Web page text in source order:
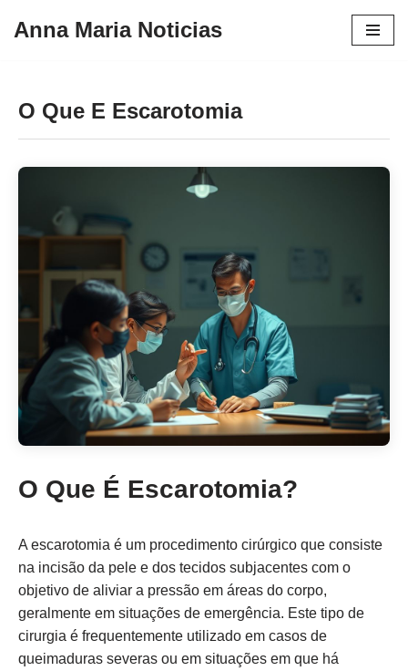
conteúdo
Anna Maria Noticias
O Que E Escarotomia
O Que É Escarotomia?
A escarotomia é um procedimento cirúrgico que consiste
na incisão da pele e dos tecidos subjacentes com o
objetivo de aliviar a pressão em áreas do corpo,
geralmente em situações de emergência. Este tipo de
cirurgia é frequentemente utilizado em casos de
queimaduras severas ou em situações em que há